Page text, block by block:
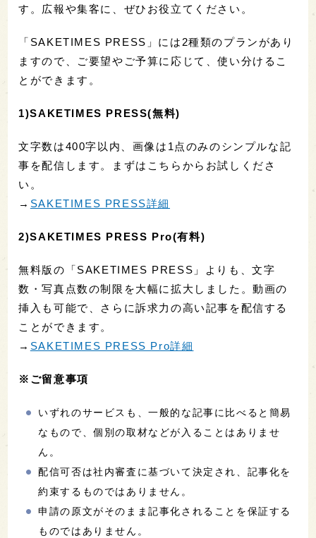
す。広報や集客に、ぜひお役立てください。
「SAKETIMES PRESS」には2種類のプランがあり
ますので、ご要望やご予算に応じて、使い分けるこ
とができます。
1)SAKETIMES PRESS(無料)
文字数は400字以内、画像は1点のみのシンプルな記
事を配信します。まずはこちらからお試しくださ
い。
→ SAKETIMES PRESS詳細
2)SAKETIMES PRESS Pro(有料)
無料版の「SAKETIMES PRESS」よりも、文字
数・写真点数の制限を大幅に拡大しました。動画の
挿入も可能で、さらに訴求力の高い記事を配信する
ことができます。
→ SAKETIMES PRESS Pro詳細
※ご留意事項
いずれのサービスも、一般的な記事に比べると簡易
なもので、個別の取材などが入ることはありませ
ん。
配信可否は社内審査に基づいて決定され、記事化を
約束するものではありません。
申請の原文がそのまま記事化されることを保証する
ものではありません。